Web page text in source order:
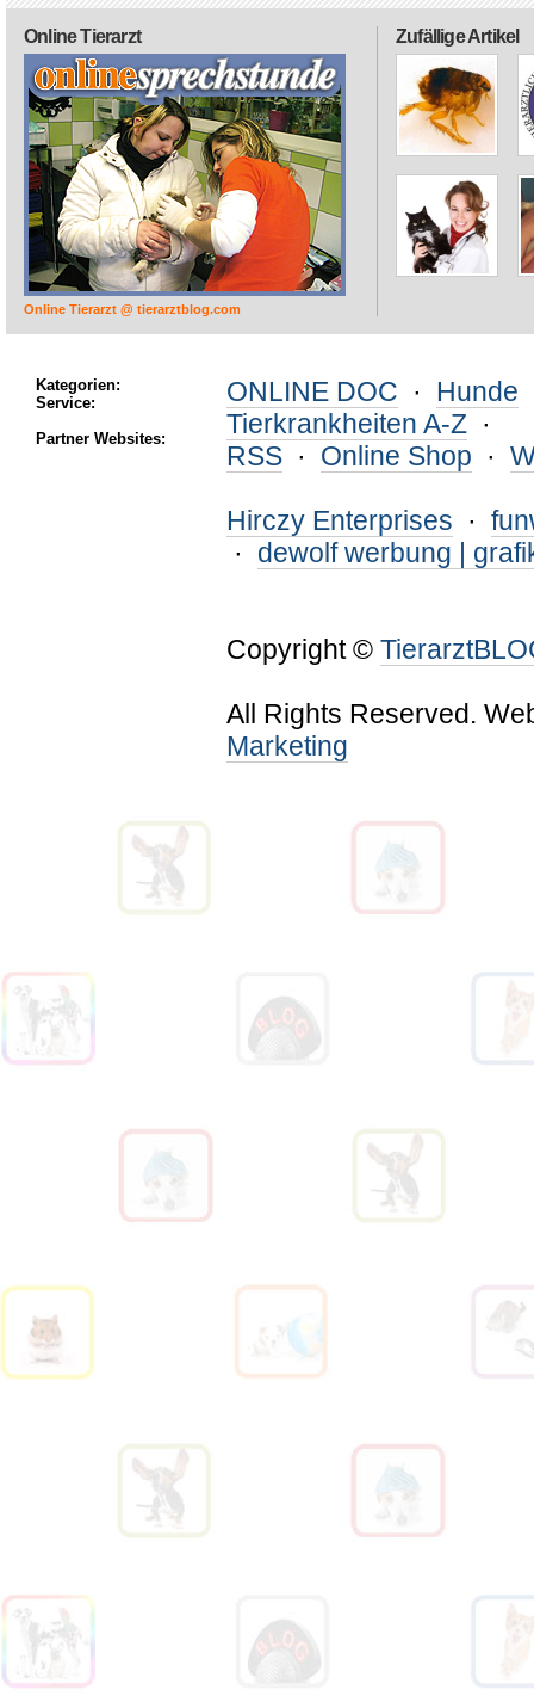
Zufällige Artikel
Online Tierarzt
Online Tierarzt @ tierarztblog.com
Kategorien:
Service:
Partner Websites:
ONLINE DOC · Hunde
Tierkrankheiten A-Z ·
RSS · Online Shop ·
Hirczy Enterprises ·
· dewolf werbung |
Copyright ©
All Rights Reserved.
Marketing